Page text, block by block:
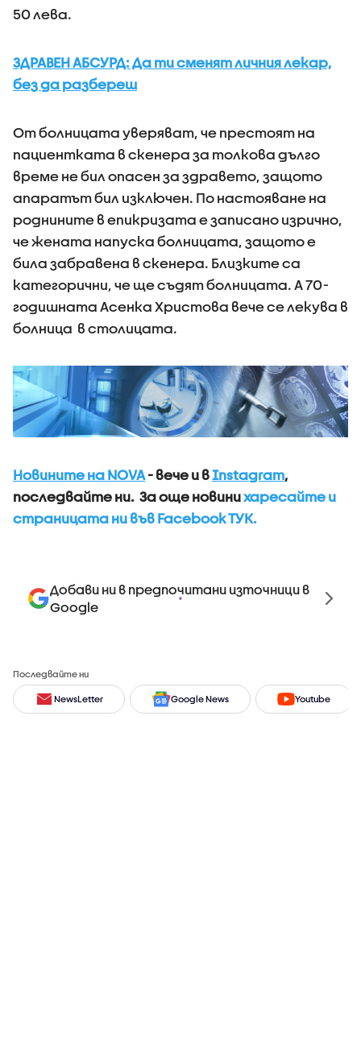
50 лева.
ЗДРАВЕН АБСУРД: Да ти сменят личния лекар,
без да разбереш
От болницата уверяват, че престоят на
пациентката в скенера за толкова дълго
време не бил опасен за здравето, защото
апаратът бил изключен. По настояване на
роднините в епикризата е записано изрично,
че жената напуска болницата, защото е
била забравена в скенера. Близките са
категорични, че ще съдят болницата. А 70-
годишната Асенка Христова вече се лекува в
болница в столицата.
Новините на NOVA- вече и вInstagram,
последвайте ни. За още новинихаресайте и
страницата ни във Facebook ТУК.
Добави ни в предпочитани източници в
Google
Последвайте ни
NewsLetter Google News Youtube